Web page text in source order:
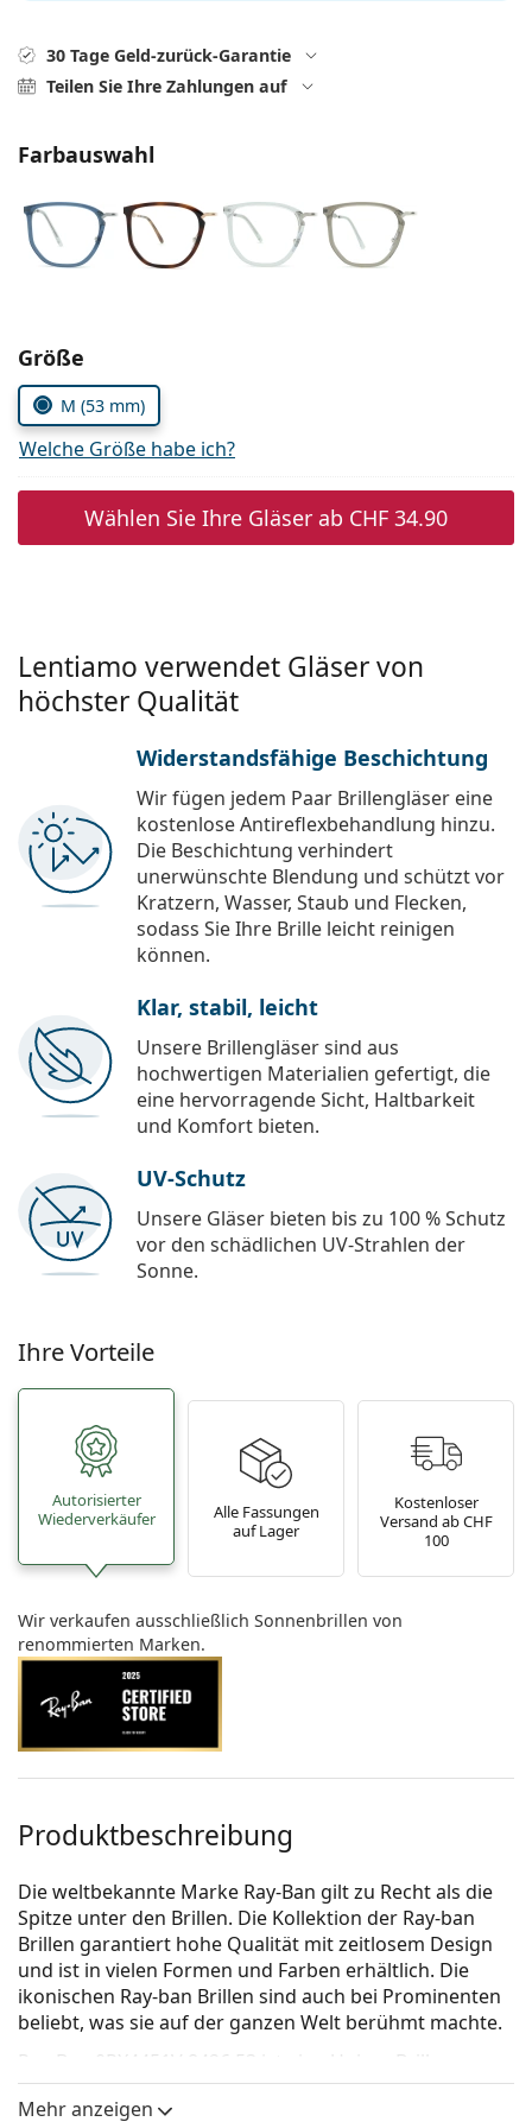
Prada
30 Tage Geld-zurück-Garantie
Teilen Sie Ihre Zahlungen auf
Farbauswahl
Parameter wählen
Größe
M (53 mm)
Welche Größe habe ich?
Wählen Sie Ihre Gläser ab CHF 34.90
Lentiamo verwendet Gläser von
höchster Qualität
Widerstandsfähige Beschichtung
Wir fügen jedem Paar Brillengläser eine
kostenlose Antireflexbehandlung hinzu.
Die Beschichtung verhindert
unerwünschte Blendung und schützt vor
Kratzern, Wasser, Staub und Flecken,
sodass Sie Ihre Brille leicht reinigen
können.
Klar, stabil, leicht
Unsere Brillengläser sind aus
hochwertigen Materialien gefertigt, die
eine hervorragende Sicht, Haltbarkeit
und Komfort bieten.
UV-Schutz
Unsere Gläser bieten bis zu 100 % Schutz
vor den schädlichen UV-Strahlen der
Sonne.
Ihre Vorteile
Autorisierter
Wiederverkäufer
Alle Fassungen
auf Lager
Kostenloser
Versand ab CHF
100
Wir verkaufen ausschließlich Sonnenbrillen von
renommierten Marken.
Produktbeschreibung
Die weltbekannte Marke Ray-Ban gilt zu Recht als die
Spitze unter den Brillen. Die Kollektion der Ray-ban
Brillen garantiert hohe Qualität mit zeitlosem Design
und ist in vielen Formen und Farben erhältlich. Die
ikonischen Ray-ban Brillen sind auch bei Prominenten
beliebt, was sie auf der ganzen Welt berühmt machte.
Ray-Ban 0RX4451V 8426 53
ist eine Unisex Brille.
Schauen Sie sich mit der virtuellen Anprobefunktion
Mehr anzeigen